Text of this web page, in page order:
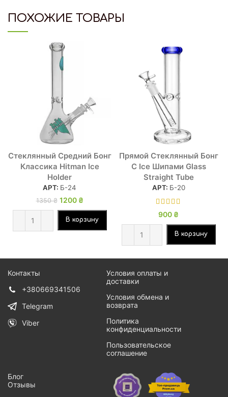
ПОХОЖИЕ ТОВАРЫ
Стеклянный Средний Бонг
Классика Hitman Ice
Holder
АРТ: Б-24
1350₴ Первоначальная
цена
составляла
1350 ₴.
1200 ₴
цена:
1200 ₴.
В корзину
Прямой Стеклянный Бонг
С Ice Шипами Glass
Straight Tube
АРТ: Б-20
900 ₴
В корзину
Контакты
+380669341506
Telegram
Viber
Условия оплаты и
доставки
Условия обмена и
возврата
Политика
конфиденциальности
Пользовательское
соглашение
Блог
Отзывы